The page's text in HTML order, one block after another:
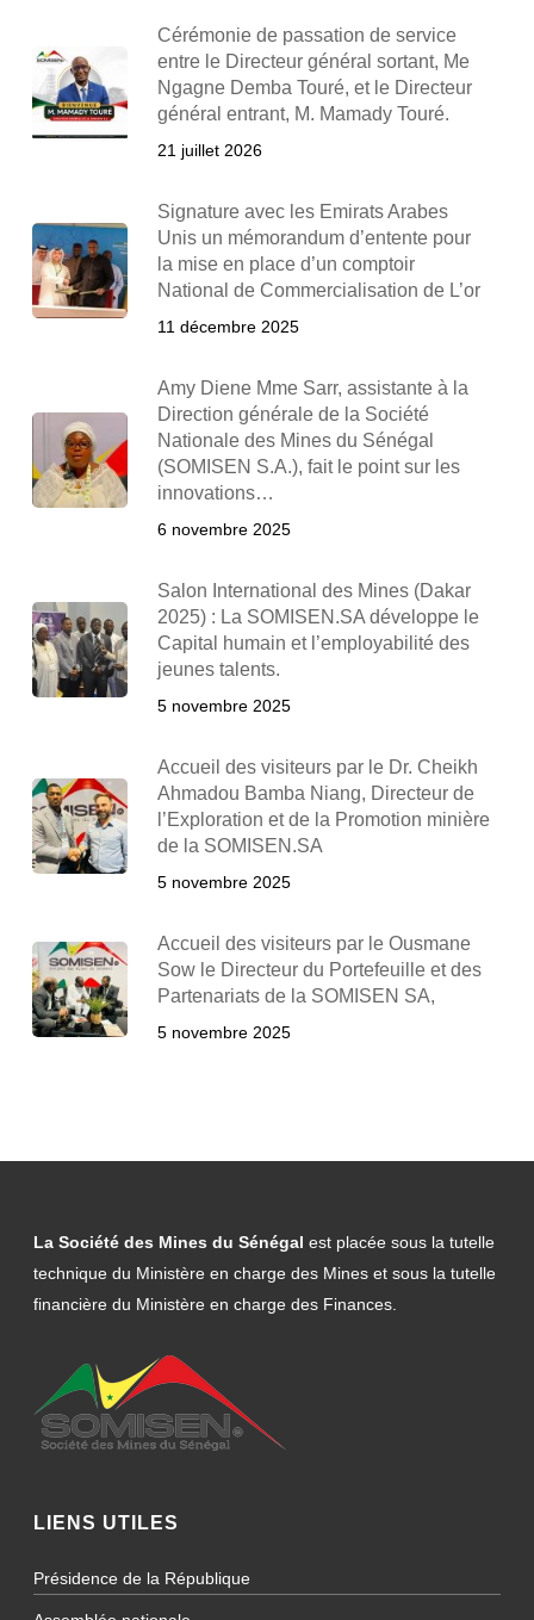
Cérémonie de passation de service
entre le Directeur général sortant, Me
Ngagne Demba Touré, et le Directeur
général entrant, M. Mamady Touré.
21 juillet 2026
Signature avec les Emirats Arabes
Unis un mémorandum d’entente pour
la mise en place d’un comptoir
National de Commercialisation de L’or
11 décembre 2025
Amy Diene Mme Sarr, assistante à la
Direction générale de la Société
Nationale des Mines du Sénégal
(SOMISEN S.A.), fait le point sur les
innovations…
6 novembre 2025
Salon International des Mines (Dakar
2025) : La SOMISEN.SA développe le
Capital humain et l’employabilité des
jeunes talents.
5 novembre 2025
Accueil des visiteurs par le Dr. Cheikh
Ahmadou Bamba Niang, Directeur de
l’Exploration et de la Promotion minière
de la SOMISEN.SA
5 novembre 2025
Accueil des visiteurs par le Ousmane
Sow le Directeur du Portefeuille et des
Partenariats de la SOMISEN SA,
5 novembre 2025
La Société des Mines du Sénégal est placée sous la tutelle
technique du Ministère en charge des Mines et sous la tutelle
financière du Ministère en charge des Finances.
LIENS UTILES
Présidence de la République